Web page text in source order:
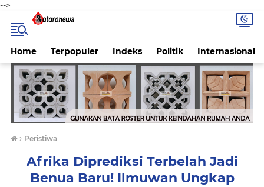
-->
Home Terpopuler Indeks Politik Internasional
› Peristiwa
Afrika Diprediksi Terbelah Jadi
Benua Baru! Ilmuwan Ungkap